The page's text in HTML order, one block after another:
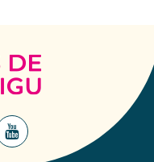
Terres
de
Lien